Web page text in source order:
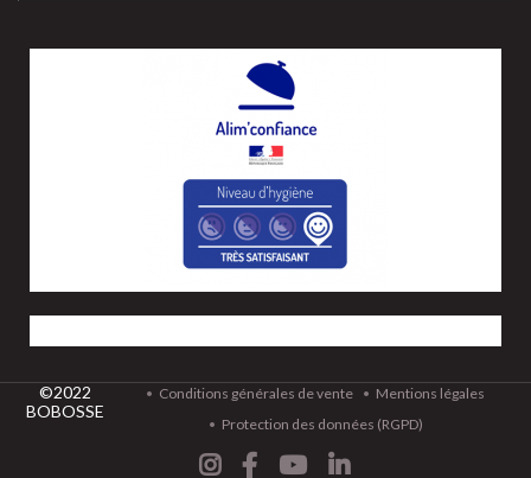
©2022
BOBOSSE
Conditions générales de vente
Mentions légales
Protection des données (RGPD)